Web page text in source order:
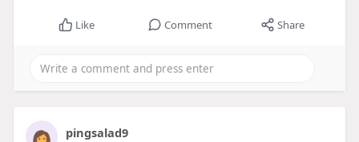
Like Comment Share
pingsalad9